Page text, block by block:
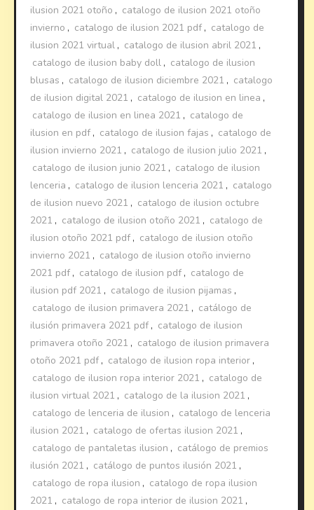
ilusion 2021 otoño , catalogo de ilusion 2021 otoño
invierno , catalogo de ilusion 2021 pdf , catalogo de
ilusion 2021 virtual , catalogo de ilusion abril 2021 ,
catalogo de ilusion baby doll , catalogo de ilusion
blusas , catalogo de ilusion diciembre 2021 , catalogo
de ilusion digital 2021 , catalogo de ilusion en linea ,
catalogo de ilusion en linea 2021 , catalogo de
ilusion en pdf , catalogo de ilusion fajas , catalogo de
ilusion invierno 2021 , catalogo de ilusion julio 2021 ,
catalogo de ilusion junio 2021 , catalogo de ilusion
lenceria , catalogo de ilusion lenceria 2021 , catalogo
de ilusion nuevo 2021 , catalogo de ilusion octubre
2021 , catalogo de ilusion otoño 2021 , catalogo de
ilusion otoño 2021 pdf , catalogo de ilusion otoño
invierno 2021 , catalogo de ilusion otoño invierno
2021 pdf , catalogo de ilusion pdf , catalogo de
ilusion pdf 2021 , catalogo de ilusion pijamas ,
catalogo de ilusion primavera 2021 , catálogo de
ilusión primavera 2021 pdf , catalogo de ilusion
primavera otoño 2021 , catalogo de ilusion primavera
otoño 2021 pdf , catalogo de ilusion ropa interior ,
catalogo de ilusion ropa interior 2021 , catalogo de
ilusion virtual 2021 , catalogo de la ilusion 2021 ,
catalogo de lenceria de ilusion , catalogo de lenceria
ilusion 2021 , catalogo de ofertas ilusion 2021 ,
catalogo de pantaletas ilusion , catálogo de premios
ilusión 2021 , catálogo de puntos ilusión 2021 ,
catalogo de ropa ilusion , catalogo de ropa ilusion
2021 , catalogo de ropa interior de ilusion 2021 ,